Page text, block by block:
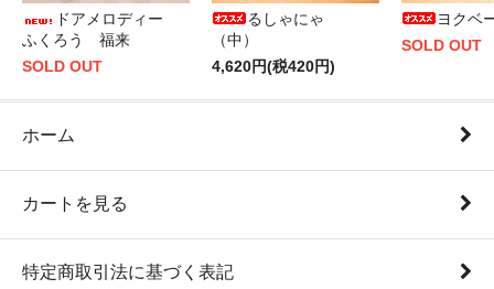
ドアメロディー
ふくろう 福来
SOLD OUT
るしゃにゃ
（中）
4,620円(税420円)
ヨクベ
SOLD OUT
ホーム
カートを見る
特定商取引法に基づく表記